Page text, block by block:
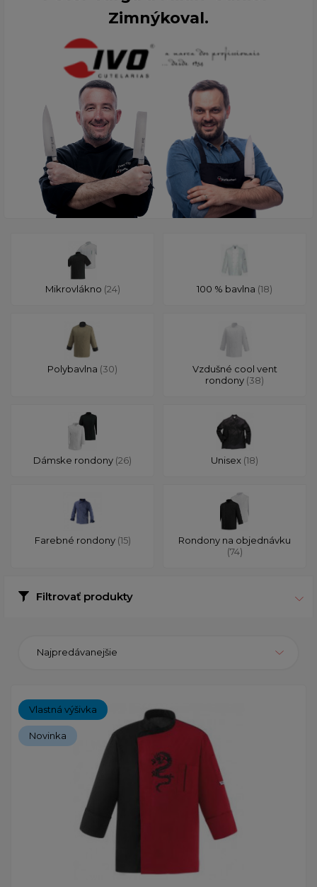
Zimnýkoval.
Mikrovlákno (24) 100 % bavlna (18)
Polybavlna (30)
Vzdušné cool vent
rondony (38)
Dámske rondony (26) Unisex (18)
Farebné rondony (15)
Rondony na objednávku
(74)
Filtrovať produkty
Najpredávanejšie
Vlastná výšivka
Novinka